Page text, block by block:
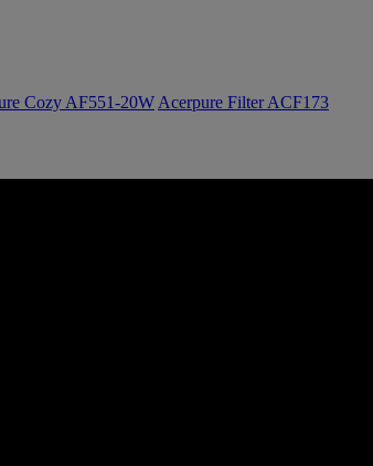
Cozy AF551-20W Acerpure Filter ACF173